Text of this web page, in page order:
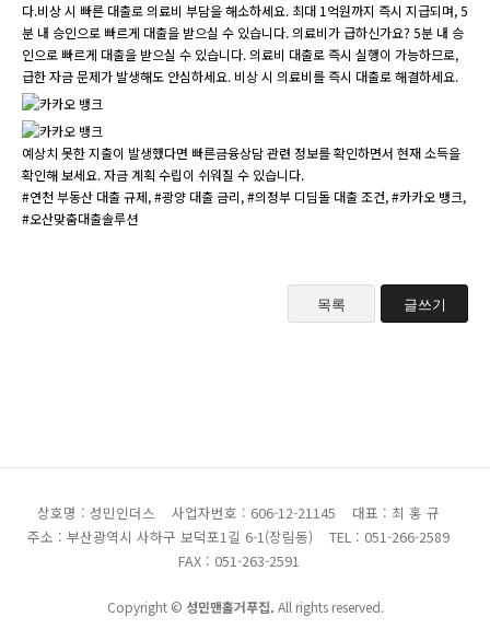
다.비상 시 빠른 대출로 의료비 부담을 해소하세요. 최대 1억원까지 즉시 지급되며, 5
분 내 승인으로 빠르게 대출을 받으실 수 있습니다. 의료비가 급하신가요? 5분 내 승
인으로 빠르게 대출을 받으실 수 있습니다. 의료비 대출로 즉시 실행이 가능하므로,
급한 자금 문제가 발생해도 안심하세요. 비상 시 의료비를 즉시 대출로 해결하세요.
예상치 못한 지출이 발생했다면 빠른금융상담 관련 정보를 확인하면서 현재 소득을
확인해 보세요. 자금 계획 수립이 쉬워질 수 있습니다.
#연천 부동산 대출 규제, #광양 대출 금리, #의정부 디딤돌 대출 조건, #카카오 뱅크,
#오산맞춤대출솔루션
목록 글쓰기
상호명 : 성민인더스 사업자번호 : 606-12-21145
대표 : 최 홍 규
주소 : 부산광역시 사하구 보덕포1길 6-1(장림동)
TEL : 051-266-2589
FAX : 051-263-2591
Copyright © 성민맨홀거푸집. All rights reserved.